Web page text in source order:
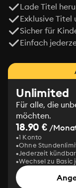
Lade Titel
Exklusive
Sicher für
Einfach
Unlimited
Für alle, die
möchten.
18.90 € /
1 Konto
Ohne
Jederzeit kündbar
Wechsel zu